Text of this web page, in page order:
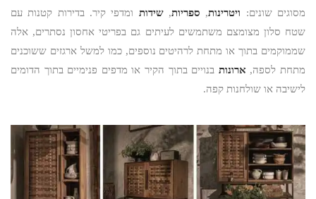
מסוגים שונים: ויטרינות, ספריות,שידות ומדפי קיר. בדירות קטנות עם
שטח סלון מצומצם משתמשים לעיתים גם בפריטי אחסון נסתרים, אלה
שממוקמים בתוך או מתחת לרהיטים נוספים, כמו למשל ארגזים ששוכנים
מתחת לספה, ארונות בנויים בתוך הקיר או מדפים פנימיים בתוך הדומים
לישיבה או שולחנות קפה.